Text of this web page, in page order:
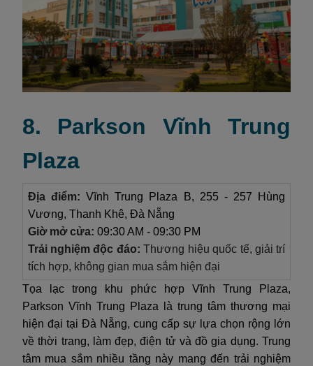
8. Parkson Vĩnh Trung
Plaza
Địa điểm: Vĩnh Trung Plaza B, 255 - 257 Hùng
Vương, Thanh Khê, Đà Nẵng
Giờ mở cửa: 09:30 AM - 09:30 PM
Trải nghiệm độc đáo: Thương hiệu quốc tế, giải trí
tích hợp, không gian mua sắm hiện đại
Tọa lạc trong khu phức hợp Vĩnh Trung Plaza,
Parkson Vĩnh Trung Plaza là trung tâm thương mại
hiện đại tại Đà Nẵng, cung cấp sự lựa chọn rộng lớn
về thời trang, làm đẹp, điện tử và đồ gia dụng. Trung
tâm mua sắm nhiều tầng này mang đến trải nghiệm